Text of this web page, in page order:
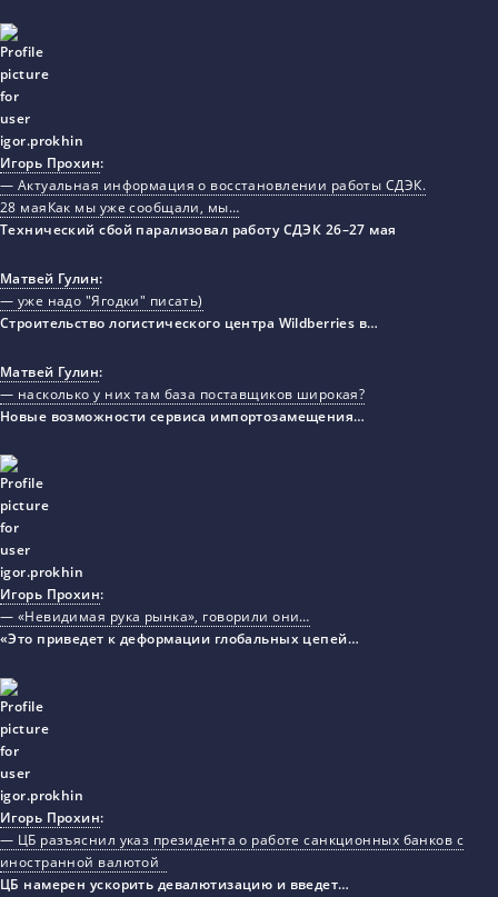
Игорь Прохин:
— Актуальная информация о восстановлении работы СДЭК.
28 маяКак мы уже сообщали, мы…
Технический сбой парализовал работу СДЭК 26–27 мая
Матвей Гулин:
— уже надо "Ягодки" писать)
Строительство логистического центра Wildberries в…
Матвей Гулин:
— насколько у них там база поставщиков широкая?
Новые возможности сервиса импортозамещения…
Игорь Прохин:
— «Невидимая рука рынка», говорили они…
«Это приведет к деформации глобальных цепей…
Игорь Прохин:
— ЦБ разъяснил указ президента о работе санкционных банков с
иностранной валютой
ЦБ намерен ускорить девалютизацию и введет…